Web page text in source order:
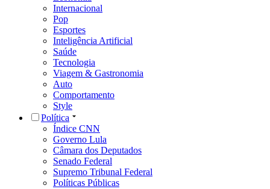
Internacional
Pop
Esportes
Inteligência Artificial
Saúde
Tecnologia
Viagem & Gastronomia
Auto
Comportamento
Style
Política
Índice CNN
Governo Lula
Câmara dos Deputados
Senado Federal
Supremo Tribunal Federal
Políticas Públicas